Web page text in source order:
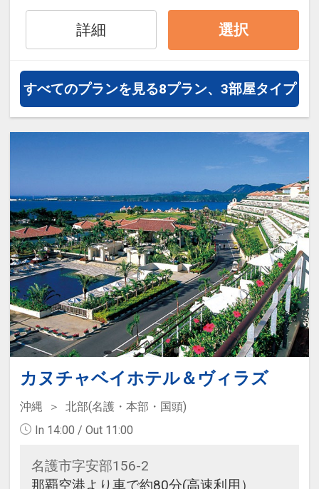
詳細 選択
すべてのプランを見る8プラン、3部屋タイプ
カヌチャベイホテル＆ヴィラズ
沖縄
北部(名護・本部・国頭)
In 14:00 / Out 11:00
名護市字安部156-2
那覇空港より車で約80分(高速利用）